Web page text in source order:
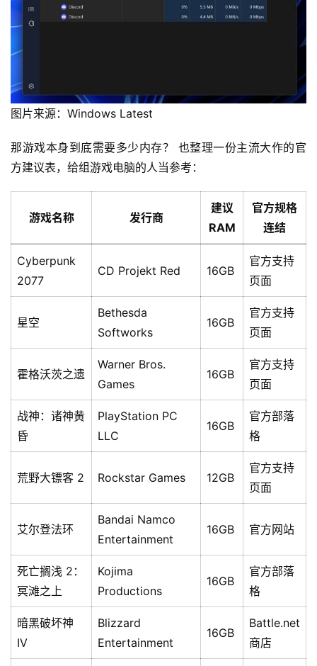
图片来源：Windows Latest
那游戏本身到底需要多少内存？ 也整理一份主流大作的官
方建议表，给组游戏电脑的人当参考：
游戏名称 发行商
建议
RAM
官方规格
连结
Cyberpunk
2077
CD Projekt Red 16GB
官方支持
页面
星空
Bethesda
Softworks
16GB
官方支持
页面
霍格沃茨之遗
Warner Bros.
Games
16GB
官方支持
页面
战神：诸神黄
昏
PlayStation PC
LLC
16GB
官方部落
格
荒野大镖客 2 Rockstar Games 12GB
官方支持
页面
艾尔登法环
Bandai Namco
Entertainment
16GB 官方网站
死亡搁浅 2：
冥滩之上
Kojima
Productions
16GB
官方部落
格
暗黑破坏神
IV
Blizzard
Entertainment
16GB
Battle.net
商店